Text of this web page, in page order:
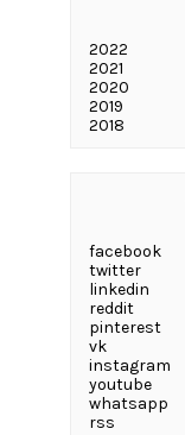
2022
2021
2020
2019
2018
facebook
twitter
linkedin
reddit
pinterest
vk
instagram
youtube
whatsapp
rss